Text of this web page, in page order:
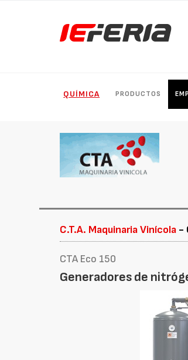
QUÍMICA PRODUCTOS
C.T.A. Maquinaria Vinícola -
CTA Eco 150
Generadores de